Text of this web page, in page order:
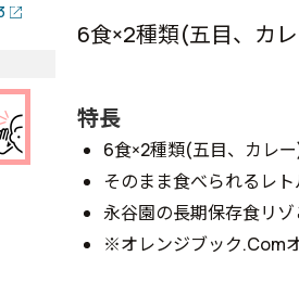
6食×2種類(五目、カ
特長
6食×2種類(五目、カレ
そのまま食べられるレト
永谷園の長期保存食リゾ
※オレンジブック.Com